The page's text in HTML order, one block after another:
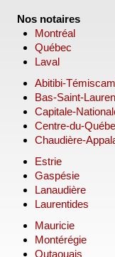
Nos notaires
Montréal
Québec
Laval
Abitibi-
Bas-Saint-
Capitale-
Centre-du-
Chaudière-
Estrie
Gaspésie
Lanaudière
Laurentides
Mauricie
Montérégie
Outaouais